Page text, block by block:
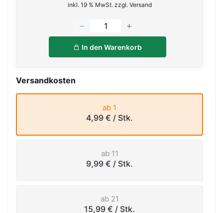
inkl. 19 % MwSt. zzgl. Versand
In den Warenkorb
Versandkosten
ab 1
4,99 € / Stk.
ab 11
9,99 € / Stk.
ab 21
15,99 € / Stk.